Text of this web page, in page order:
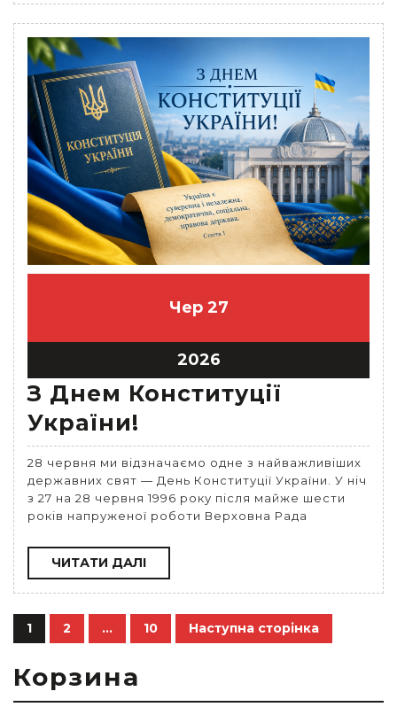
Чер 27
2026
З Днем Конституції
України!
28 червня ми відзначаємо одне з найважливіших
державних свят — День Конституції України. У ніч
з 27 на 28 червня 1996 року після майже шести
років напруженої роботи Верховна Рада
ЧИТАТИ ДАЛІЧИТАТИ
ДАЛІ
Posts
pagination
1 2 … 10 Наступна сторінка
Корзина